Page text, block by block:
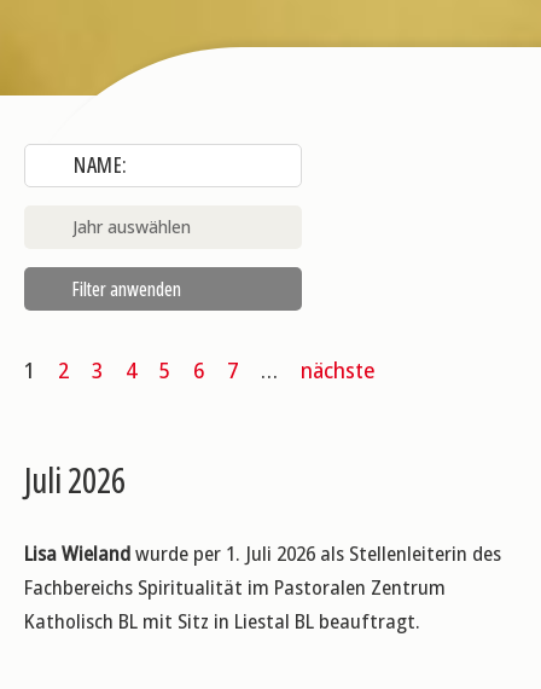
1 2 3 4 5 6 7 … nächste
Juli 2026
Lisa Wielandwurde per 1. Juli 2026 als Stellenleiterin des
Fachbereichs Spiritualität im Pastoralen Zentrum
Katholisch BL mit Sitz in Liestal BL beauftragt.